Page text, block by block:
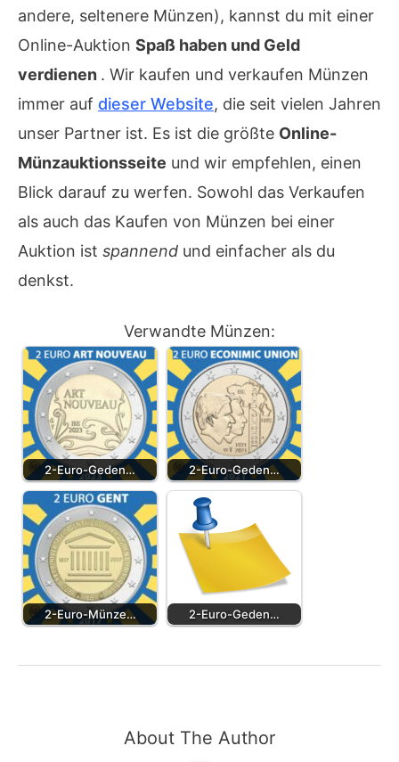
andere, seltenere Münzen), kannst du mit einer
Online-Auktion Spaß haben und Geld
verdienen . Wir kaufen und verkaufen Münzen
immer auf dieser Website, die seit vielen Jahren
unser Partner ist. Es ist die größte Online-
Münzauktionsseite und wir empfehlen, einen
Blick darauf zu werfen. Sowohl das Verkaufen
als auch das Kaufen von Münzen bei einer
Auktion ist spannend und einfacher als du
denkst.
Verwandte Münzen:
2-Euro-Geden… 2-Euro-Geden…
2-Euro-Münze… 2-Euro-Geden…
About The Author